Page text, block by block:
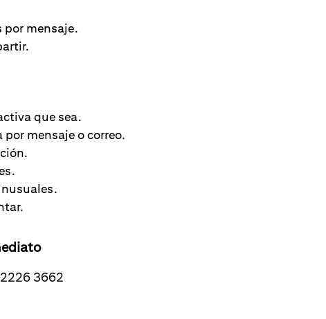
por mensaje.
que sea.
mensaje o correo.
3662